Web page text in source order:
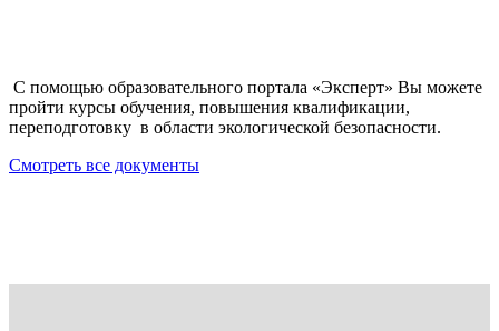
С помощью образовательного портала «Эксперт» Вы можете
пройти курсы обучения, повышения квалификации,
переподготовку в области экологической безопасности.
Смотреть все документы